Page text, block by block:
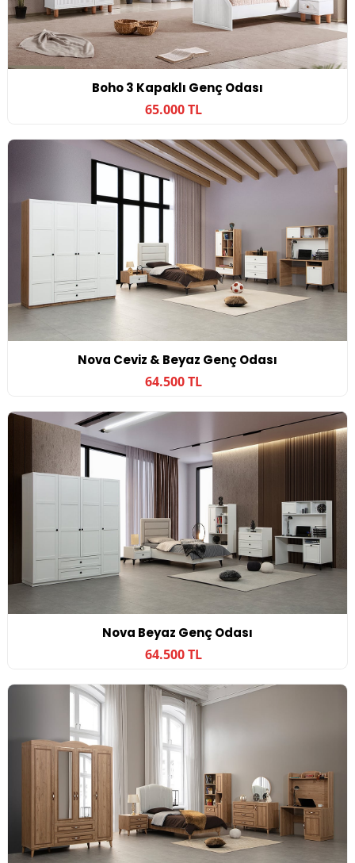
Boho 3 Kapaklı Genç Odası
65.000 TL
Nova Ceviz & Beyaz Genç Odası
64.500 TL
Nova Beyaz Genç Odası
64.500 TL